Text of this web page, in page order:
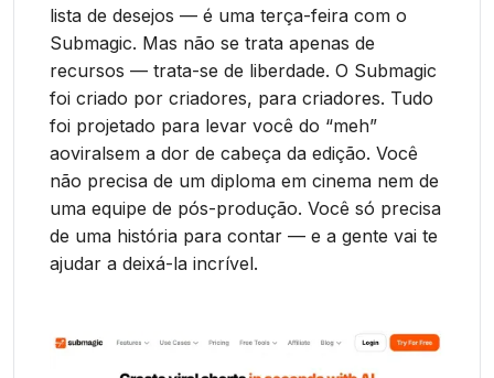
lista de desejos — é uma terça-feira com o
Submagic. Mas não se trata apenas de
recursos — trata-se de liberdade. O Submagic
foi criado por criadores, para criadores. Tudo
foi projetado para levar você do “meh”
aoviralsem a dor de cabeça da edição. Você
não precisa de um diploma em cinema nem de
uma equipe de pós-produção. Você só precisa
de uma história para contar — e a gente vai te
ajudar a deixá-la incrível.